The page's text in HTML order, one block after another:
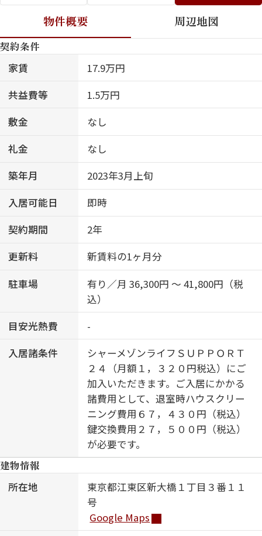
物件概要 周辺地図
契約条件
家賃
17.9万円
共益費等
1.5万円
敷金
なし
礼金
なし
築年月
2023年3月上旬
入居可能日
即時
契約期間
2年
更新料
新賃料の1ヶ月分
駐車場
有り／月 36,300円 ～ 41,800円（税
込）
目安光熱費
-
入居諸条件
シャーメゾンライフＳＵＰＰＯＲＴ
２４（月額１，３２０円税込）にご
加入いただきます。ご入居にかかる
諸費用として、退室時ハウスクリー
ニング費用６７，４３０円（税込）
鍵交換費用２７，５００円（税込）
が必要です。
建物情報
所在地
東京都江東区新大橋１丁目３番１１
号
Google Maps